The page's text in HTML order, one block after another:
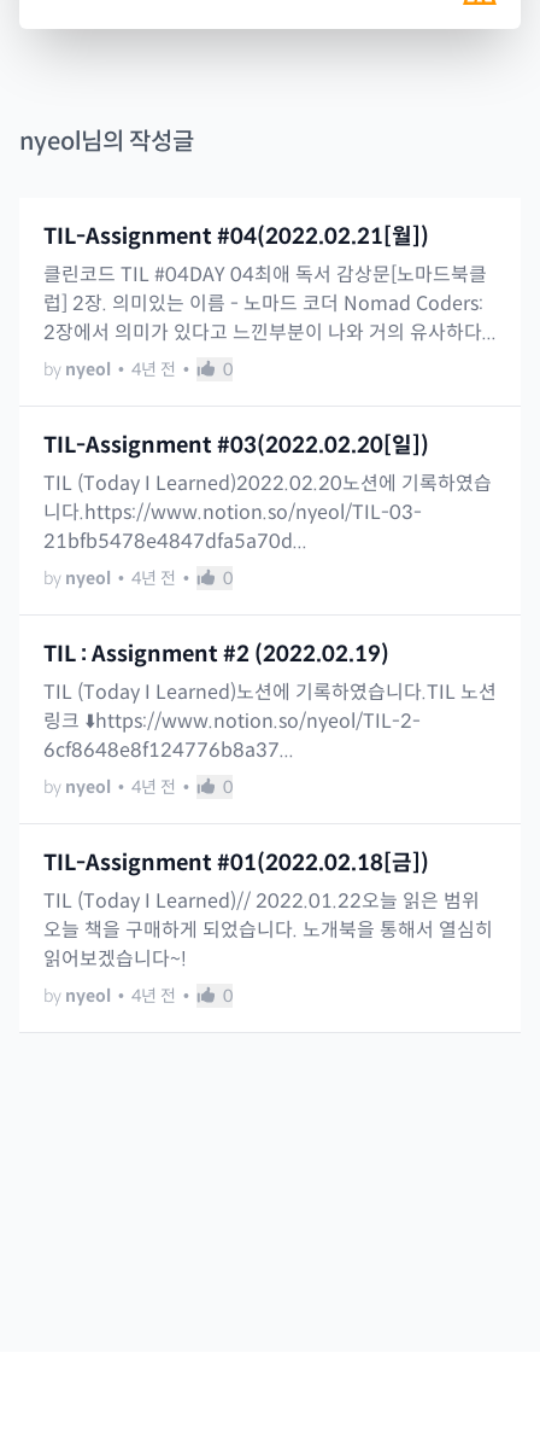
nyeol님의 작성글
TIL-Assignment #04(2022.02.21[월])
클린코드 TIL #04DAY 04최애 독서 감상문[노마드북클
럽] 2장. 의미있는 이름 - 노마드 코더 Nomad Coders:
2장에서 의미가 있다고 느낀부분이 나와 거의 유사하다...
by nyeol • 4년 전 • 0
TIL-Assignment #03(2022.02.20[일])
TIL (Today I Learned)2022.02.20노션에 기록하였습
니다.https://www.notion.so/nyeol/TIL-03-
21bfb5478e4847dfa5a70d...
by nyeol • 4년 전 • 0
TIL : Assignment #2 (2022.02.19)
TIL (Today I Learned)노션에 기록하였습니다.TIL 노션
링크 ⬇️https://www.notion.so/nyeol/TIL-2-
6cf8648e8f124776b8a37...
by nyeol • 4년 전 • 0
TIL-Assignment #01(2022.02.18[금])
TIL (Today I Learned)// 2022.01.22오늘 읽은 범위
오늘 책을 구매하게 되었습니다. 노개북을 통해서 열심히
읽어보겠습니다~!
by nyeol • 4년 전 • 0